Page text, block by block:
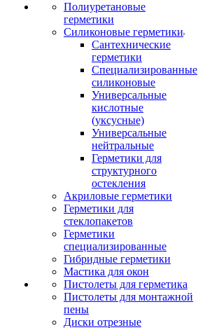
Полиуретановые
герметики
Силиконовые герметики
Сантехнические
герметики
Специализированные
силиконовые
Универсальные
кислотные
(уксусные)
Универсальные
нейтральные
Герметики для
структурного
остекления
Акриловые герметики
Герметики для
стеклопакетов
Герметики
специализированные
Гибридные герметики
Мастика для окон
Пистолеты для герметика
Пистолеты для монтажной
пены
Диски отрезные